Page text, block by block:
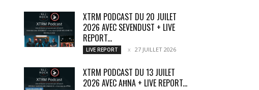
XTRM PODCAST DU 20 JUILET
2026 AVEC SEVENDUST + LIVE
REPORT...
LIVE REPORT 27 JUILLET 2026
XTRM PODCAST DU 13 JUILET
2026 AVEC AĦNA + LIVE REPORT...